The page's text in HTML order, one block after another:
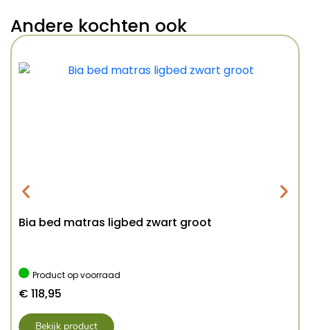
Andere kochten ook
Bia bed matras ligbed zwart groot
Product op voorraad
€ 118,95
Bekijk product